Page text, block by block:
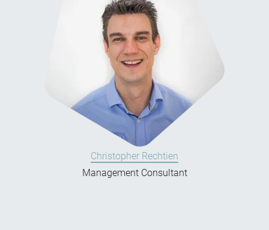
Christopher Rechtien
Management Consultant